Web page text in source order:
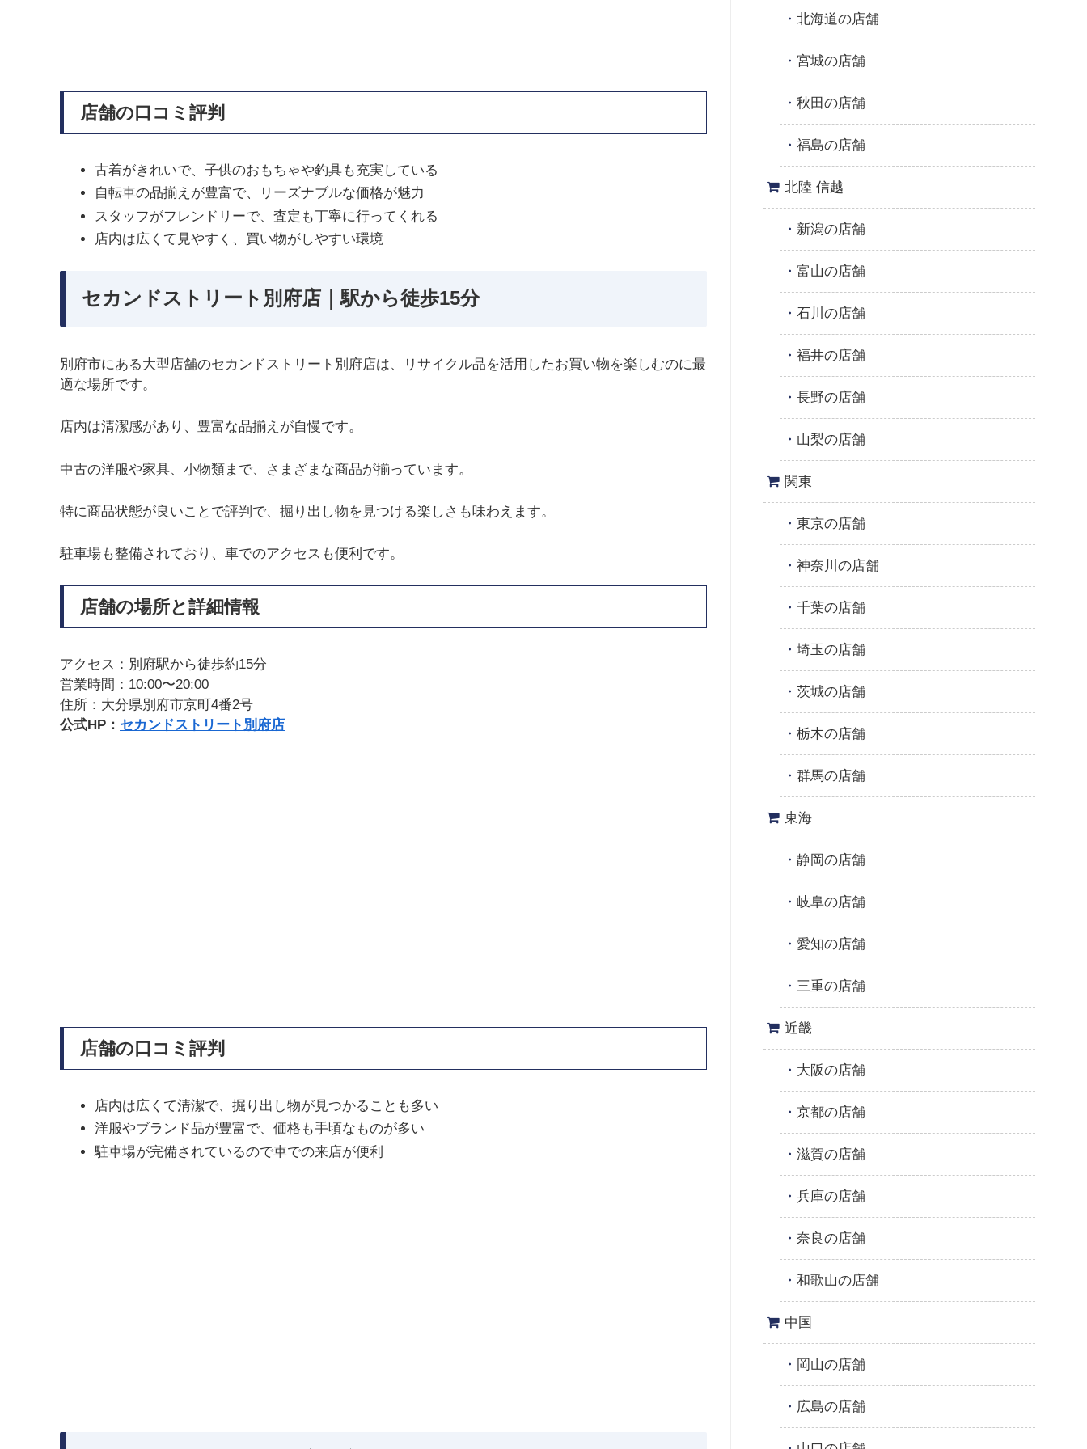
店舗の口コミ評判
古着がきれいで、子供のおもちゃや釣具も充実している
自転車の品揃えが豊富で、リーズナブルな価格が魅力
スタッフがフレンドリーで、査定も丁寧に行ってくれる
店内は広くて見やすく、買い物がしやすい環境
セカンドストリート別府店｜駅から徒歩15分
別府市にある大型店舗のセカンドストリート別府店は、リサイクル品を活用したお買い物を楽しむのに最
適な場所です。
店内は清潔感があり、豊富な品揃えが自慢です。
中古の洋服や家具、小物類まで、さまざまな商品が揃っています。
特に商品状態が良いことで評判で、掘り出し物を見つける楽しさも味わえます。
駐車場も整備されており、車でのアクセスも便利です。
店舗の場所と詳細情報
アクセス：別府駅から徒歩約15分
営業時間：10:00〜20:00
住所：大分県別府市京町4番2号
公式HP： セカンドストリート別府店
店舗の口コミ評判
店内は広くて清潔で、掘り出し物が見つかることも多い
洋服やブランド品が豊富で、価格も手頃なものが多い
駐車場が完備されているので車での来店が便利
北海道の店舗
宮城の店舗
秋田の店舗
福島の店舗
北陸 信越
新潟の店舗
富山の店舗
石川の店舗
福井の店舗
長野の店舗
山梨の店舗
関東
東京の店舗
神奈川の店舗
千葉の店舗
埼玉の店舗
茨城の店舗
栃木の店舗
群馬の店舗
東海
静岡の店舗
岐阜の店舗
愛知の店舗
三重の店舗
近畿
大阪の店舗
京都の店舗
滋賀の店舗
兵庫の店舗
奈良の店舗
和歌山の店舗
中国
岡山の店舗
広島の店舗